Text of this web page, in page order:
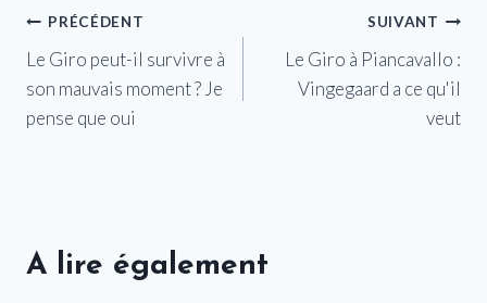
Navigation
de
l’article
PRÉCÉDENT
Le Giro peut-il survivre à
son mauvais moment ? Je
pense que oui
SUIVANT
Le Giro à Piancavallo :
Vingegaard a ce qu'il
veut
A lire également